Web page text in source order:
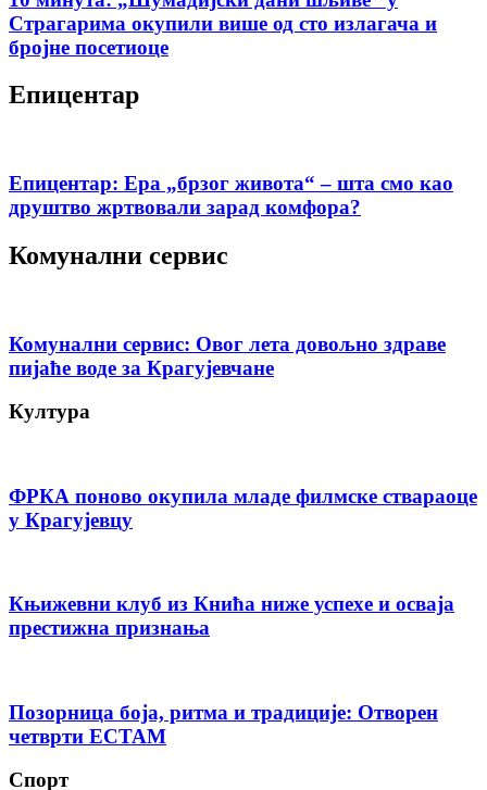
Страгарима окупили више од сто излагача и
бројне посетиоце
Епицентар
Епицентар: Ера „брзог живота“ – шта смо као
друштво жртвовали зарад комфора?
Комунални сервис
Комунални сервис: Овог лета довољно здраве
пијаће воде за Крагујевчане
Култура
ФРКА поново окупила младе филмске ствараоце
у Крагујевцу
Књижевни клуб из Кнића ниже успехе и осваја
престижна признања
Позорница боја, ритма и традиције: Отворен
четврти ЕСТАМ
Спорт